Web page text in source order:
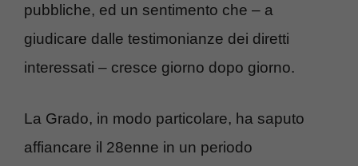
pubbliche, ed un sentimento che – a
giudicare dalle testimonianze dei diretti
interessati – cresce giorno dopo giorno.
La Grado, in modo particolare, ha saputo
affiancare il 28enne in un periodo